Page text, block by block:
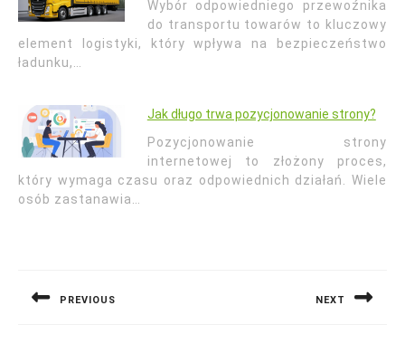
Wybór odpowiedniego przewoźnika
do transportu towarów to kluczowy
element logistyki, który wpływa na bezpieczeństwo
ładunku,…
Jak długo trwa pozycjonowanie strony?
Pozycjonowanie strony
internetowej to złożony proces,
który wymaga czasu oraz odpowiednich działań. Wiele
osób zastanawia…
PREVIOUS NEXT